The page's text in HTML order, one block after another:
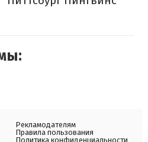
Рекламодателям
Правила пользования
Политика конфиденциальности